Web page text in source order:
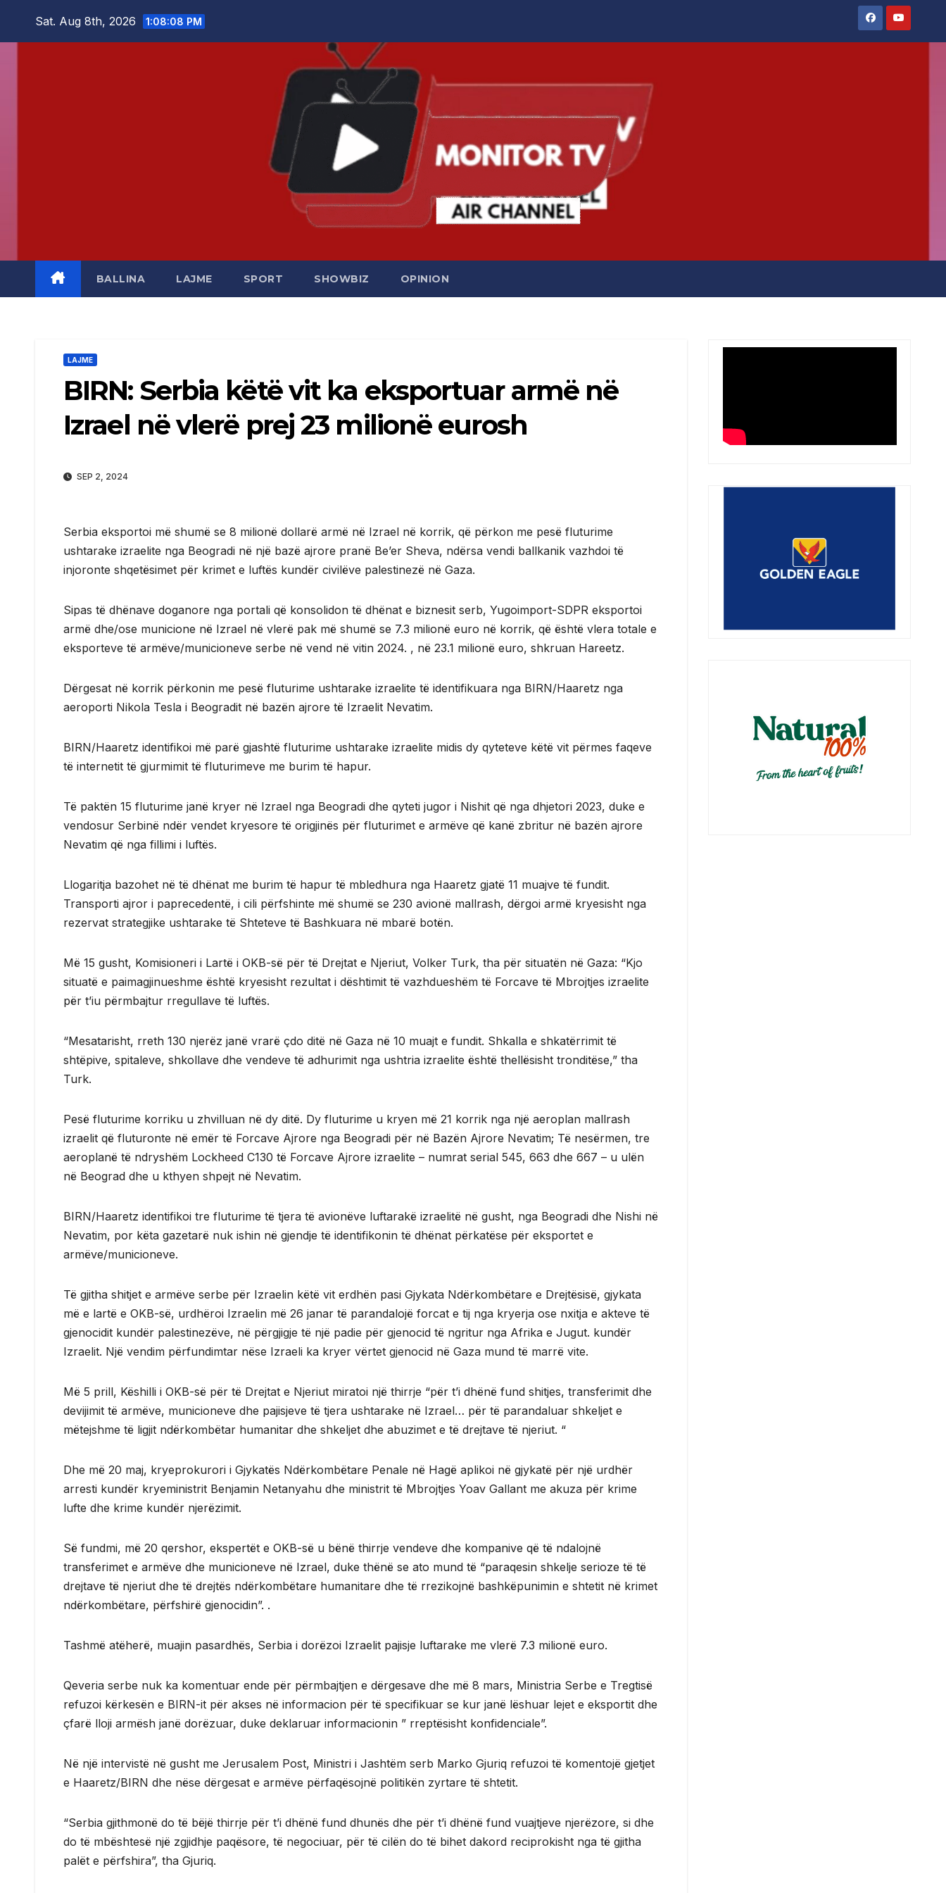
Sat. Aug 8th, 2026 1:08:09 PM
BALLINA LAJME SPORT SHOWBIZ OPINION
LAJME
BIRN: Serbia këtë vit ka eksportuar armë në
Izrael në vlerë prej 23 milionë eurosh
SEP 2, 2024
Serbia eksportoi më shumë se 8 milionë dollarë armë në Izrael në korrik, që përkon me pesë fluturime
ushtarake izraelite nga Beogradi në një bazë ajrore pranë Be’er Sheva, ndërsa vendi ballkanik vazhdoi të
injoronte shqetësimet për krimet e luftës kundër civilëve palestinezë në Gaza.
Sipas të dhënave doganore nga portali që konsolidon të dhënat e biznesit serb, Yugoimport-SDPR eksportoi
armë dhe/ose municione në Izrael në vlerë pak më shumë se 7.3 milionë euro në korrik, që është vlera totale e
eksporteve të armëve/municioneve serbe në vend në vitin 2024. , në 23.1 milionë euro, shkruan Hareetz.
Dërgesat në korrik përkonin me pesë fluturime ushtarake izraelite të identifikuara nga BIRN/Haaretz nga
aeroporti Nikola Tesla i Beogradit në bazën ajrore të Izraelit Nevatim.
BIRN/Haaretz identifikoi më parë gjashtë fluturime ushtarake izraelite midis dy qyteteve këtë vit përmes faqeve
të internetit të gjurmimit të fluturimeve me burim të hapur.
Të paktën 15 fluturime janë kryer në Izrael nga Beogradi dhe qyteti jugor i Nishit që nga dhjetori 2023, duke e
vendosur Serbinë ndër vendet kryesore të origjinës për fluturimet e armëve që kanë zbritur në bazën ajrore
Nevatim që nga fillimi i luftës.
Llogaritja bazohet në të dhënat me burim të hapur të mbledhura nga Haaretz gjatë 11 muajve të fundit.
Transporti ajror i paprecedentë, i cili përfshinte më shumë se 230 avionë mallrash, dërgoi armë kryesisht nga
rezervat strategjike ushtarake të Shteteve të Bashkuara në mbarë botën.
Më 15 gusht, Komisioneri i Lartë i OKB-së për të Drejtat e Njeriut, Volker Turk, tha për situatën në Gaza: “Kjo
situatë e paimagjinueshme është kryesisht rezultat i dështimit të vazhdueshëm të Forcave të Mbrojtjes izraelite
për t’iu përmbajtur rregullave të luftës.
“Mesatarisht, rreth 130 njerëz janë vrarë çdo ditë në Gaza në 10 muajt e fundit. Shkalla e shkatërrimit të
shtëpive, spitaleve, shkollave dhe vendeve të adhurimit nga ushtria izraelite është thellësisht tronditëse,” tha
Turk.
Pesë fluturime korriku u zhvilluan në dy ditë. Dy fluturime u kryen më 21 korrik nga një aeroplan mallrash
izraelit që fluturonte në emër të Forcave Ajrore nga Beogradi për në Bazën Ajrore Nevatim; Të nesërmen, tre
aeroplanë të ndryshëm Lockheed C130 të Forcave Ajrore izraelite – numrat serial 545, 663 dhe 667 – u ulën
në Beograd dhe u kthyen shpejt në Nevatim.
BIRN/Haaretz identifikoi tre fluturime të tjera të avionëve luftarakë izraelitë në gusht, nga Beogradi dhe Nishi në
Nevatim, por këta gazetarë nuk ishin në gjendje të identifikonin të dhënat përkatëse për eksportet e
armëve/municioneve.
Të gjitha shitjet e armëve serbe për Izraelin këtë vit erdhën pasi Gjykata Ndërkombëtare e Drejtësisë, gjykata
më e lartë e OKB-së, urdhëroi Izraelin më 26 janar të parandalojë forcat e tij nga kryerja ose nxitja e akteve të
gjenocidit kundër palestinezëve, në përgjigje të një padie për gjenocid të ngritur nga Afrika e Jugut. kundër
Izraelit. Një vendim përfundimtar nëse Izraeli ka kryer vërtet gjenocid në Gaza mund të marrë vite.
Më 5 prill, Këshilli i OKB-së për të Drejtat e Njeriut miratoi një thirrje “për t’i dhënë fund shitjes, transferimit dhe
devijimit të armëve, municioneve dhe pajisjeve të tjera ushtarake në Izrael… për të parandaluar shkeljet e
mëtejshme të ligjit ndërkombëtar humanitar dhe shkeljet dhe abuzimet e të drejtave të njeriut. “
Dhe më 20 maj, kryeprokurori i Gjykatës Ndërkombëtare Penale në Hagë aplikoi në gjykatë për një urdhër
arresti kundër kryeministrit Benjamin Netanyahu dhe ministrit të Mbrojtjes Yoav Gallant me akuza për krime
lufte dhe krime kundër njerëzimit.
Së fundmi, më 20 qershor, ekspertët e OKB-së u bënë thirrje vendeve dhe kompanive që të ndalojnë
transferimet e armëve dhe municioneve në Izrael, duke thënë se ato mund të “paraqesin shkelje serioze të të
drejtave të njeriut dhe të drejtës ndërkombëtare humanitare dhe të rrezikojnë bashkëpunimin e shtetit në krimet
ndërkombëtare, përfshirë gjenocidin”. .
Tashmë atëherë, muajin pasardhës, Serbia i dorëzoi Izraelit pajisje luftarake me vlerë 7.3 milionë euro.
Qeveria serbe nuk ka komentuar ende për përmbajtjen e dërgesave dhe më 8 mars, Ministria Serbe e Tregtisë
refuzoi kërkesën e BIRN-it për akses në informacion për të specifikuar se kur janë lëshuar lejet e eksportit dhe
çfarë lloji armësh janë dorëzuar, duke deklaruar informacionin ” rreptësisht konfidenciale”.
Në një intervistë në gusht me Jerusalem Post, Ministri i Jashtëm serb Marko Gjuriq refuzoi të komentojë gjetjet
e Haaretz/BIRN dhe nëse dërgesat e armëve përfaqësojnë politikën zyrtare të shtetit.
“Serbia gjithmonë do të bëjë thirrje për t’i dhënë fund dhunës dhe për t’i dhënë fund vuajtjeve njerëzore, si dhe
do të mbështesë një zgjidhje paqësore, të negociuar, për të cilën do të bihet dakord reciprokisht nga të gjitha
palët e përfshira”, tha Gjuriq.